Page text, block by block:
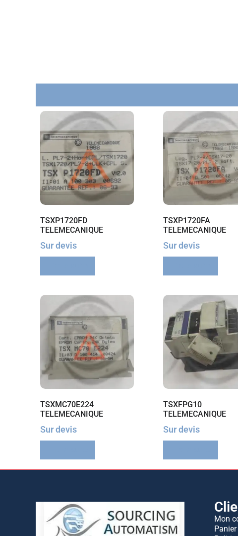
TSXP1720FD
TELEMECANIQUE
Sur devis
TSXP1720FA
TELEMECANIQUE
Sur devis
TSXMC70E224
TELEMECANIQUE
Sur devis
TSXFPG10
TELEMECANIQUE
Sur devis
Mon
Panier